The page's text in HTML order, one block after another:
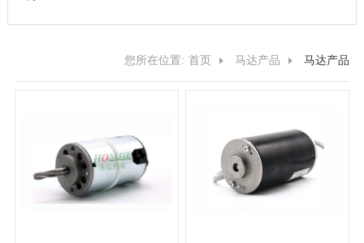
您所在位置: 首页 马达产品 马达产品